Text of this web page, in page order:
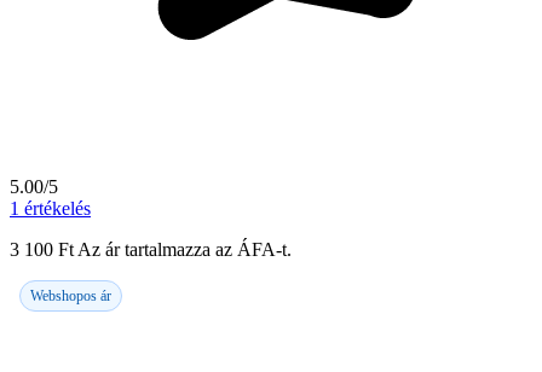
5.00/5
1 értékelés
3 100 Ft Az ár tartalmazza az ÁFA-t.
Webshopos ár